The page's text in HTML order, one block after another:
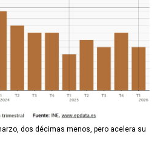
dos décimas menos, pero acelera su